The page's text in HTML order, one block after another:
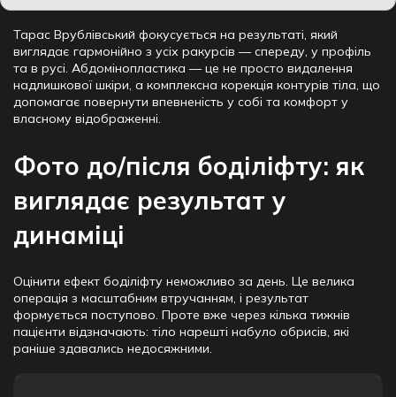
Тарас Врублівський фокусується на результаті, який
виглядає гармонійно з усіх ракурсів — спереду, у профіль
та в русі. Абдомінопластика — це не просто видалення
надлишкової шкіри, а комплексна корекція контурів тіла, що
допомагає повернути впевненість у собі та комфорт у
власному відображенні.
Фото до/після боділіфту: як
виглядає результат у
динаміці
Оцінити ефект боділіфту неможливо за день. Це велика
операція з масштабним втручанням, і результат
формується поступово. Проте вже через кілька тижнів
пацієнти відзначають: тіло нарешті набуло обрисів, які
раніше здавались недосяжними.